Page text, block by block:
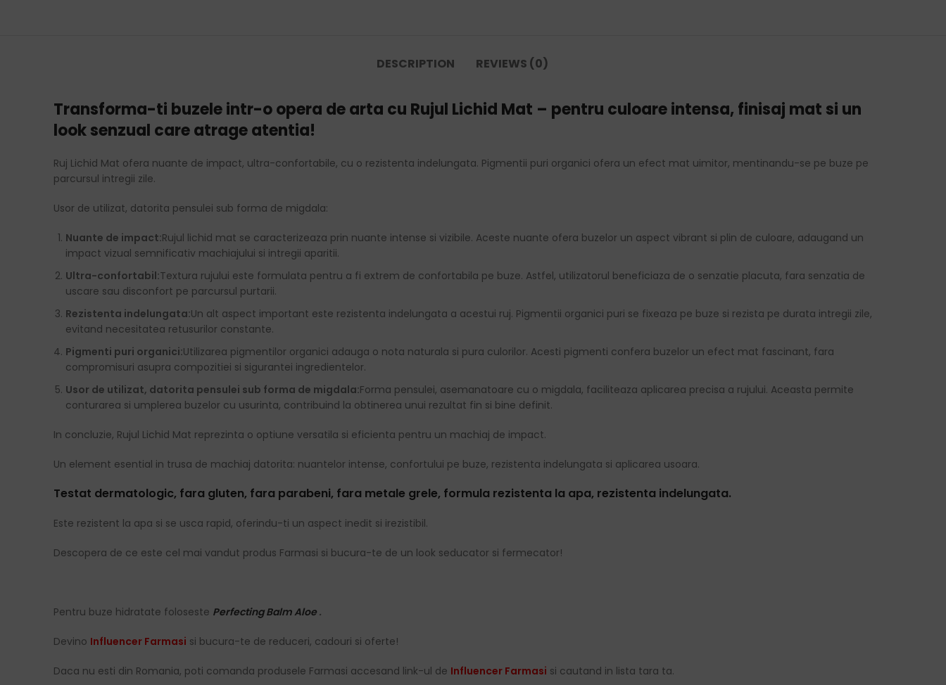
DESCRIPTION REVIEWS (0)
Transforma-ti buzele intr-o opera de arta cu Rujul Lichid Mat – pentru culoare intensa, finisaj mat si un
look senzual care atrage atentia!
Ruj Lichid Mat ofera nuante de impact, ultra-confortabile, cu o rezistenta indelungata. Pigmentii puri organici ofera un efect mat uimitor, mentinandu-se pe buze pe
parcursul intregii zile.
Usor de utilizat, datorita pensulei sub forma de migdala:
Nuante de impact:Rujul lichid mat se caracterizeaza prin nuante intense si vizibile. Aceste nuante ofera buzelor un aspect vibrant si plin de culoare, adaugand un
impact vizual semnificativ machiajului si intregii aparitii.
Ultra-confortabil:Textura rujului este formulata pentru a fi extrem de confortabila pe buze. Astfel, utilizatorul beneficiaza de o senzatie placuta, fara senzatia de
uscare sau disconfort pe parcursul purtarii.
Rezistenta indelungata:Un alt aspect important este rezistenta indelungata a acestui ruj. Pigmentii organici puri se fixeaza pe buze si rezista pe durata intregii zile,
evitand necesitatea retusurilor constante.
Pigmenti puri organici:Utilizarea pigmentilor organici adauga o nota naturala si pura culorilor. Acesti pigmenti confera buzelor un efect mat fascinant, fara
compromisuri asupra compozitiei si sigurantei ingredientelor.
Usor de utilizat, datorita pensulei sub forma de migdala:Forma pensulei, asemanatoare cu o migdala, faciliteaza aplicarea precisa a rujului. Aceasta permite
conturarea si umplerea buzelor cu usurinta, contribuind la obtinerea unui rezultat fin si bine definit.
In concluzie, Rujul Lichid Mat reprezinta o optiune versatila si eficienta pentru un machiaj de impact.
Un element esential in trusa de machiaj datorita: nuantelor intense, confortului pe buze, rezistenta indelungata si aplicarea usoara.
Testat dermatologic, fara gluten, fara parabeni, fara metale grele, formula rezistenta la apa, rezistenta indelungata.
Este rezistent la apa si se usca rapid, oferindu-ti un aspect inedit si irezistibil.
Descopera de ce este cel mai vandut produs Farmasi si bucura-te de un look seducator si fermecator!
Pentru buze hidratate foloseste Perfecting Balm Aloe .
Devino Influencer Farmasi si bucura-te de reduceri, cadouri si oferte!
Daca nu esti din Romania, poti comanda produsele Farmasi accesand link-ul de Influencer Farmasi si cautand in lista tara ta.